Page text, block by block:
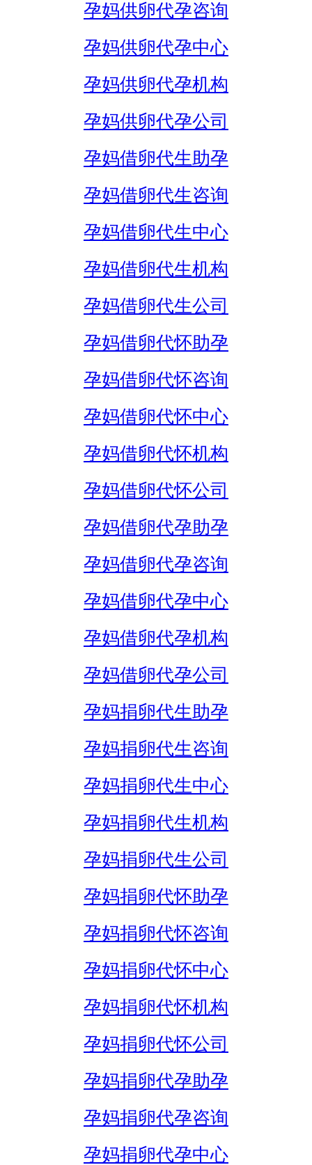
孕妈供卵代孕咨询
孕妈供卵代孕中心
孕妈供卵代孕机构
孕妈供卵代孕公司
孕妈借卵代生助孕
孕妈借卵代生咨询
孕妈借卵代生中心
孕妈借卵代生机构
孕妈借卵代生公司
孕妈借卵代怀助孕
孕妈借卵代怀咨询
孕妈借卵代怀中心
孕妈借卵代怀机构
孕妈借卵代怀公司
孕妈借卵代孕助孕
孕妈借卵代孕咨询
孕妈借卵代孕中心
孕妈借卵代孕机构
孕妈借卵代孕公司
孕妈捐卵代生助孕
孕妈捐卵代生咨询
孕妈捐卵代生中心
孕妈捐卵代生机构
孕妈捐卵代生公司
孕妈捐卵代怀助孕
孕妈捐卵代怀咨询
孕妈捐卵代怀中心
孕妈捐卵代怀机构
孕妈捐卵代怀公司
孕妈捐卵代孕助孕
孕妈捐卵代孕咨询
孕妈捐卵代孕中心